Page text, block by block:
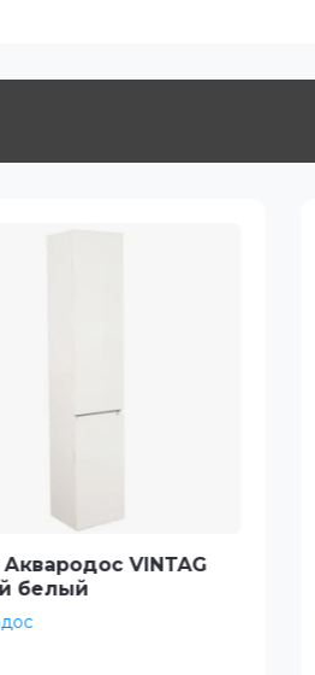
VINTAG
белый